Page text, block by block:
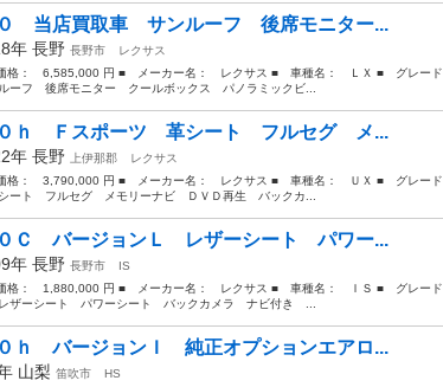
０ 当店買取車 サンルーフ 後席モニター...
年 長野 長野市
レクサス
格： 6,585,000 円 ■ メーカー名： レクサス ■ 車種名： ＬＸ ■ グレード
フ 後席モニター クールボックス パノラミックビ...
０ｈ Ｆスポーツ 革シート フルセグ メ...
年 長野 上伊那郡
レクサス
格： 3,790,000 円 ■ メーカー名： レクサス ■ 車種名： ＵＸ ■ グレード
ト フルセグ メモリーナビ ＤＶＤ再生 バックカ...
０Ｃ バージョンＬ レザーシート パワー...
年 長野 長野市
IS
格： 1,880,000 円 ■ メーカー名： レクサス ■ 車種名： ＩＳ ■ グレード
ーシート パワーシート バックカメラ ナビ付き ...
ｈ バージョンＩ 純正オプションエアロ...
山梨 笛吹市
HS